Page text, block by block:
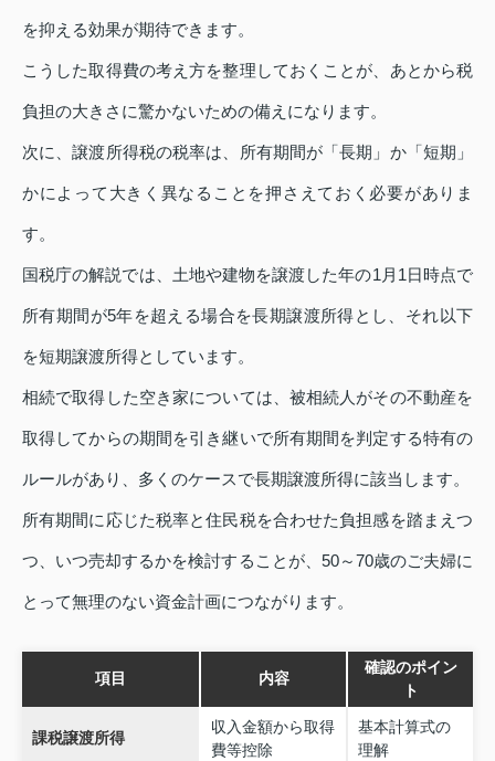
を抑える効果が期待できます。
こうした取得費の考え方を整理しておくことが、あとから税
負担の大きさに驚かないための備えになります。
次に、譲渡所得税の税率は、所有期間が「長期」か「短期」
かによって大きく異なることを押さえておく必要がありま
す。
国税庁の解説では、土地や建物を譲渡した年の1月1日時点で
所有期間が5年を超える場合を長期譲渡所得とし、それ以下
を短期譲渡所得としています。
相続で取得した空き家については、被相続人がその不動産を
取得してからの期間を引き継いで所有期間を判定する特有の
ルールがあり、多くのケースで長期譲渡所得に該当します。
所有期間に応じた税率と住民税を合わせた負担感を踏まえつ
つ、いつ売却するかを検討することが、50～70歳のご夫婦に
とって無理のない資金計画につながります。
項目 内容
確認のポイン
ト
課税譲渡所得
収入金額から取得
費等控除
基本計算式の
理解